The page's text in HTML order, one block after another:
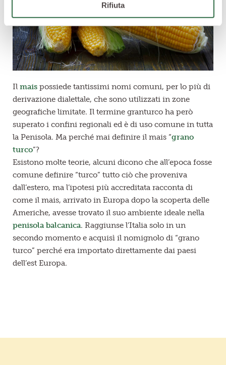
Rifiuta
Il mais possiede tantissimi nomi comuni, per lo più di
derivazione dialettale, che sono utilizzati in zone
geografiche limitate. Il termine granturco ha però
superato i confini regionali ed è di uso comune in tutta
la Penisola. Ma perché mai definire il mais “grano
turco”?
Esistono molte teorie, alcuni dicono che all’epoca fosse
comune definire “turco” tutto ciò che proveniva
dall’estero, ma l’ipotesi più accreditata racconta di
come il mais, arrivato in Europa dopo la scoperta delle
Americhe, avesse trovato il suo ambiente ideale nella
penisola balcanica. Raggiunse l’Italia solo in un
secondo momento e acquisì il nomignolo di “grano
turco” perché era importato direttamente dai paesi
dell’est Europa.